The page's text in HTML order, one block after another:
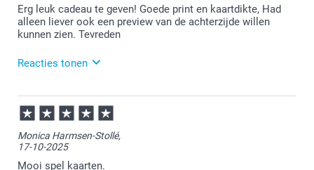
Erg leuk cadeau te geven! Goede print en kaartdikte, Had
alleen liever ook een preview van de achterzijde willen
kunnen zien. Tevreden
Reacties tonen
01-12-2025
13:57
Veel plezier ervan!
Monica Harmsen-Stollé,
17-10-2025
Mooi spel kaarten.